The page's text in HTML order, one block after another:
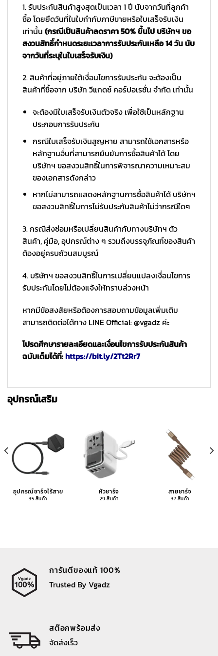
1. รับประกันสินค้าสูงสุดเป็นเวลา 1 ปี นับจากวันที่ลูกค้า
ซื้อ โดยยึดวันที่ในใบกำกับภาษีขายหรือใบเสร็จรับเงิน
เท่านั้น (กรณีเป็นสินค้าลดราคา 50% ขึ้นไป บริษัทฯ ขอ
สงวนสิทธิ์กำหนดระยะเวลาการรับประกันเหลือ 14 วัน นับ
จากวันที่ระบุในใบเสร็จรับเงิน)
2. สินค้าที่อยู่ภายใต้เงื่อนไขการรับประกัน จะต้องเป็น
สินค้าที่ซื้อจาก บริษัท วีแกดซ์ คอร์ปอเรชั่น จำกัด เท่านั้น
จะต้องมีใบเสร็จรับเงินตัวจริง เพื่อใช้เป็นหลักฐาน
ประกอบการรับประกัน
กรณีใบเสร็จรับเงินสูญหาย สามารถใช้เอกสารหรือ
หลักฐานอื่นที่สามารถยืนยันการซื้อสินค้าได้ โดย
บริษัทฯ ขอสงวนสิทธิ์ในการพิจารณาความเหมาะสม
ของเอกสารดังกล่าว
หากไม่สามารถแสดงหลักฐานการซื้อสินค้าได้ บริษัทฯ
ขอสงวนสิทธิ์ในการไม่รับประกันสินค้าไม่ว่ากรณีใดๆ
3. กรณีส่งซ่อมหรือเปลี่ยนสินค้ากับทางบริษัทฯ ตัว
สินค้า, คู่มือ, อุปกรณ์ต่าง ๆ รวมถึงบรรจุภัณฑ์ของสินค้า
ต้องอยู่ครบถ้วนสมบูรณ์
4. บริษัทฯ ขอสงวนสิทธิ์ในการเปลี่ยนแปลงเงื่อนไขการ
รับประกันโดยไม่ต้องแจ้งให้ทราบล่วงหน้า
หากมีข้อสงสัยหรือต้องการสอบถามข้อมูลเพิ่มเติม
สามารถติดต่อได้ทาง LINE Official: @vgadz ค่ะ
โปรดศึกษารายละเอียดและเงื่อนไขการรับประกันสินค้า
ฉบับเต็มได้ที่:https://bit.ly/2Tt2Rr7
อุปกรณ์เสริม
อุปกรณ์ชาร์จไร้สาย
35 สินค้า
หัวชาร์จ
29 สินค้า
สายชาร์จ
37 สินค้า
การันตีของแท้ 100%
Trusted By Vgadz
สต๊อกพร้อมส่ง
จัดส่งเร็ว